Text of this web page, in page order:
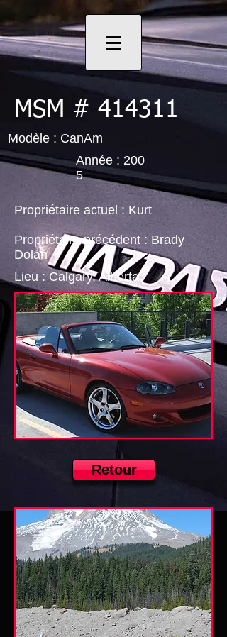
MSM # 414311
Modèle : CanAm
Année : 200
5
Propriétaire actuel : Kurt
Propriétaire précédent : Brady
Dolan
Lieu : Calgary, Alberta
Retour